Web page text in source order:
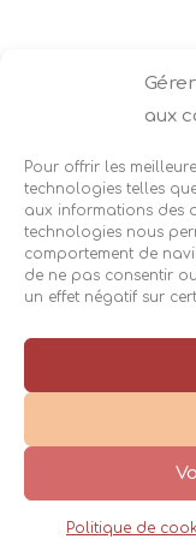
aux
Pour offrir les
technologies telles
aux informations des
technologies nous
comportement de
de ne pas consentir
un effet négatif sur
Politique de
savoir plus sur la
commentaires sont